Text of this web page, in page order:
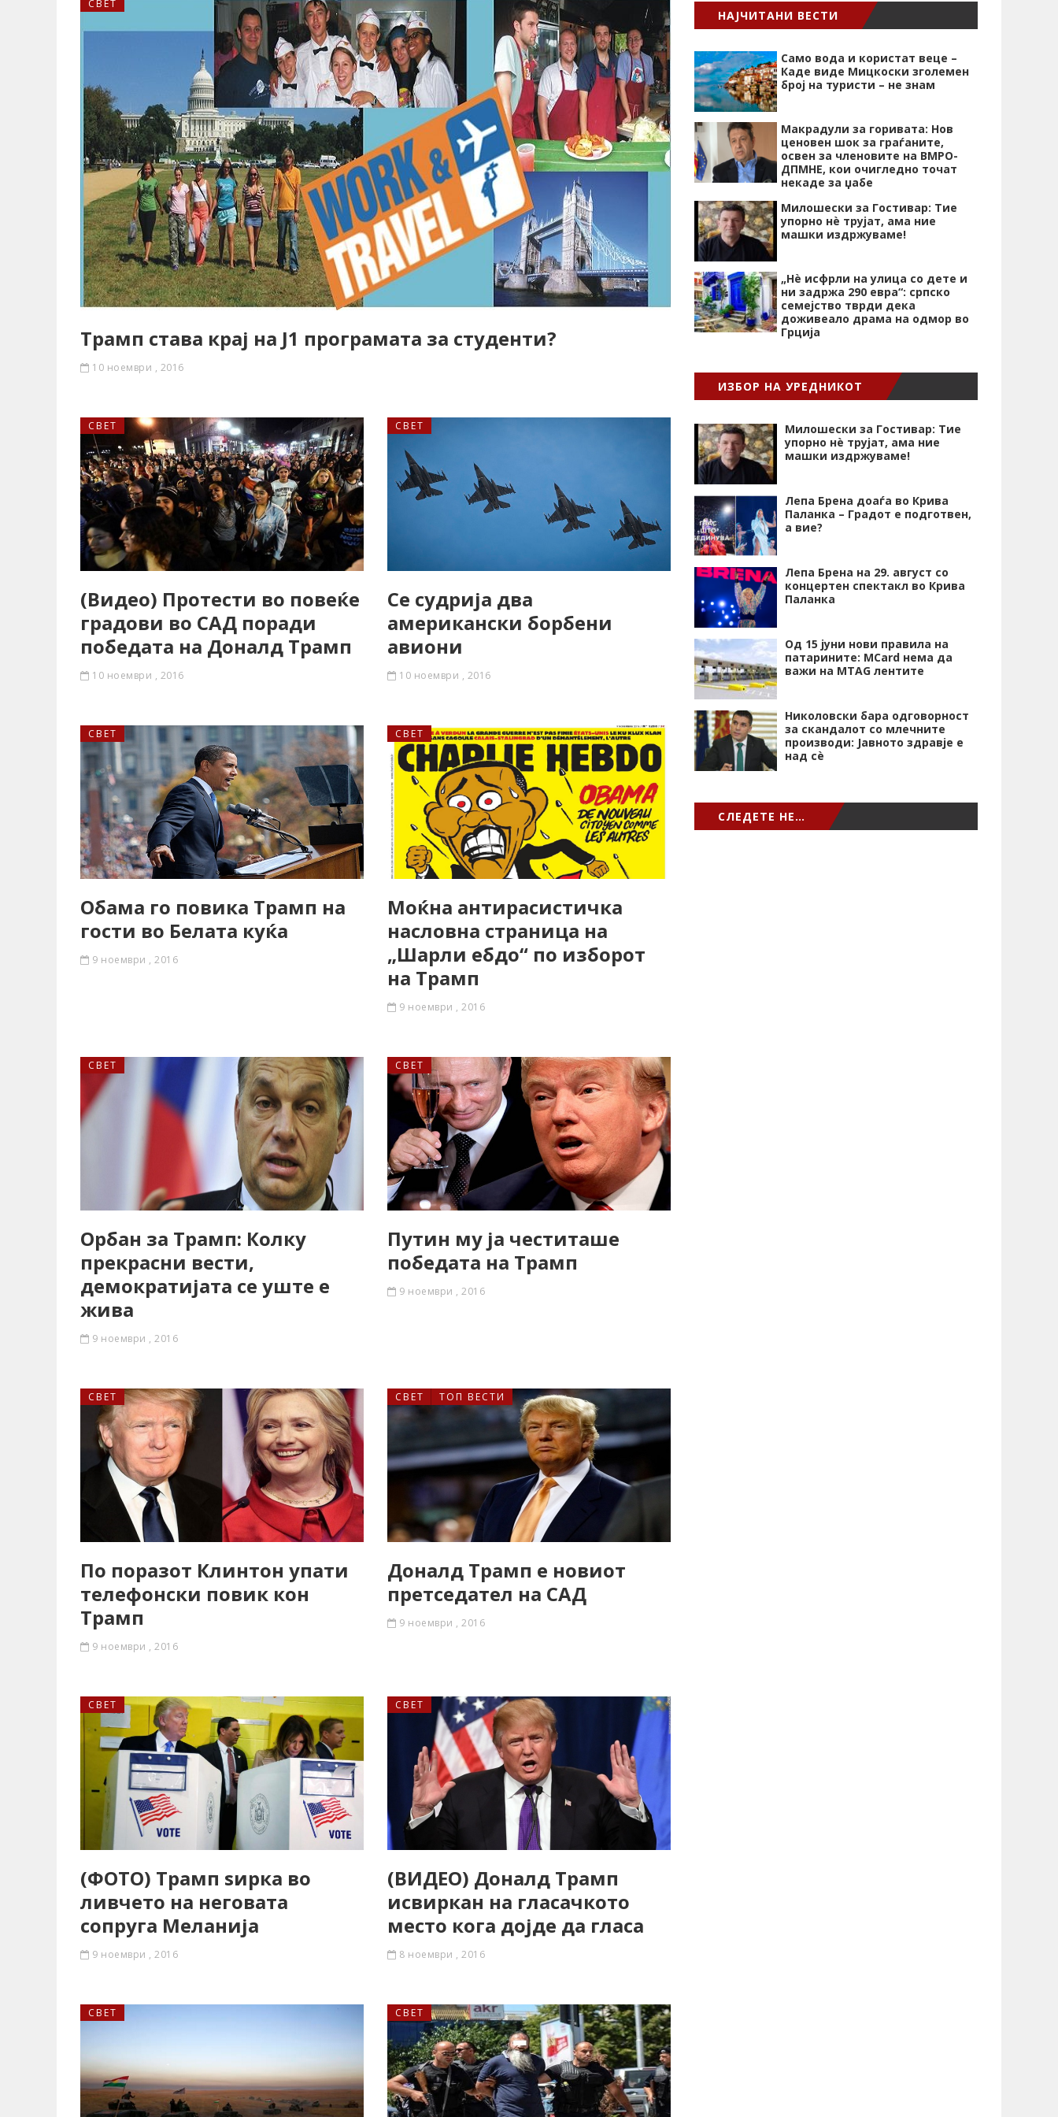
СВЕТ
Трамп става крај на Ј1 програмата за студенти?
10 ноември , 2016
СВЕТ
(Видео) Протести во повеќе
градови во САД поради
победата на Доналд Трамп
10 ноември , 2016
СВЕТ
Се судрија два
американски борбени
авиони
10 ноември , 2016
СВЕТ
Обама го повика Трамп на
гости во Белата куќа
9 ноември , 2016
СВЕТ
Моќна антирасистичка
насловна страница на
„Шарли ебдо“ по изборот
на Трамп
9 ноември , 2016
СВЕТ
Орбан за Трамп: Колку
прекрасни вести,
демократијата се уште е
жива
9 ноември , 2016
СВЕТ
Путин му ја честиташе
победата на Трамп
9 ноември , 2016
СВЕТ
По поразот Клинтон упати
телефонски повик кон
Трамп
9 ноември , 2016
СВЕТ ТОП ВЕСТИ
Доналд Трамп е новиот
претседател на САД
9 ноември , 2016
СВЕТ
(ФОТО) Трамп ѕирка во
ливчето на неговата
сопруга Меланија
9 ноември , 2016
СВЕТ
(ВИДЕО) Доналд Трамп
исвиркан на гласачкото
место кога дојде да гласа
8 ноември , 2016
СВЕТ СВЕТ
НАЈЧИТАНИ ВЕСТИ
Само вода и користат веце –
Каде виде Мицкоски зголемен
број на туристи – не знам
Макрадули за горивата: Нов
ценовен шок за граѓаните,
освен за членовите на ВМРО-
ДПМНЕ, кои очигледно точат
некаде за џабе
Милошески за Гостивар: Тие
упорно нѐ трујат, ама ние
машки издржуваме!
„Нѐ исфрли на улица со дете и
ни задржа 290 евра“: српско
семејство тврди дека
доживеало драма на одмор во
Грција
ИЗБОР НА УРЕДНИКОТ
Милошески за Гостивар: Тие
упорно нѐ трујат, ама ние
машки издржуваме!
Лепа Брена доаѓа во Крива
Паланка – Градот е подготвен,
а вие?
Лепа Брена на 29. август со
концертен спектакл во Крива
Паланка
Од 15 јуни нови правила на
патарините: MCard нема да
важи на MTAG лентите
Николовски бара одговорност
за скандалот со млечните
производи: Јавното здравје е
над сѐ
СЛЕДЕТЕ НЕ…